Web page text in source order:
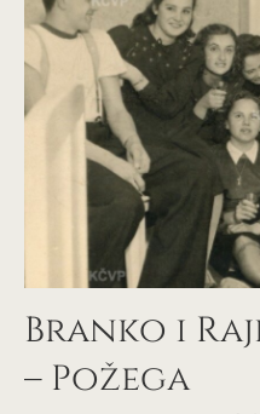
Branko i
– Požega